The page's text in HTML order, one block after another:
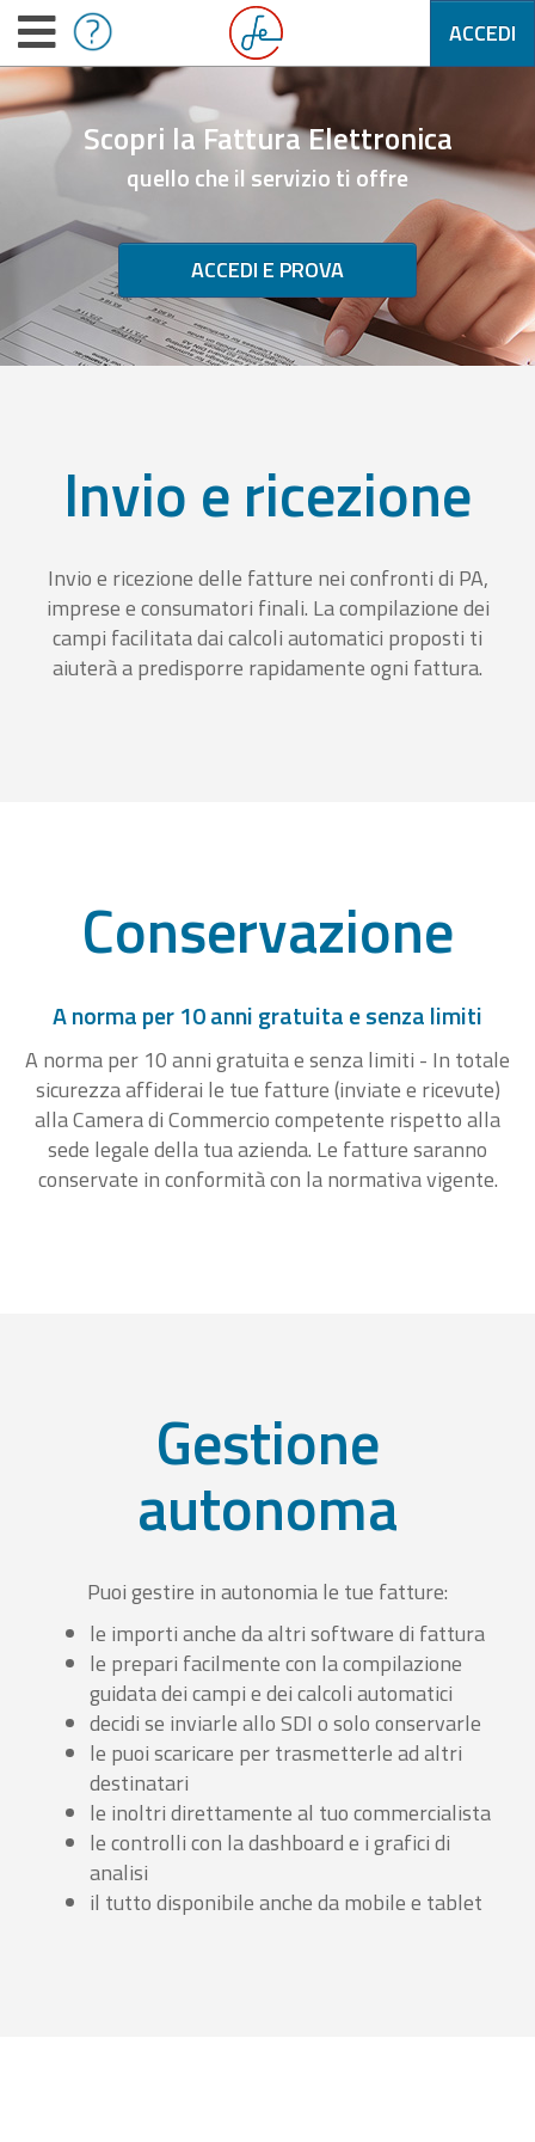
ACCEDI
Scopri la Fattura Elettronica
quello che il servizio ti offre
ACCEDI E PROVA
Invio e ricezione
Invio e ricezione delle fatture nei confronti di PA,
imprese e consumatori finali. La compilazione dei
campi facilitata dai calcoli automatici proposti ti
aiuterà a predisporre rapidamente ogni fattura.
Conservazione
A norma per 10 anni gratuita e senza limiti
A norma per 10 anni gratuita e senza limiti - In totale
sicurezza affiderai le tue fatture (inviate e ricevute)
alla Camera di Commercio competente rispetto alla
sede legale della tua azienda. Le fatture saranno
conservate in conformità con la normativa vigente.
Gestione
autonoma
Puoi gestire in autonomia le tue fatture:
le importi anche da altri software di fattura
le prepari facilmente con la compilazione
guidata dei campi e dei calcoli automatici
decidi se inviarle allo SDI o solo conservarle
le puoi scaricare per trasmetterle ad altri
destinatari
le inoltri direttamente al tuo commercialista
le controlli con la dashboard e i grafici di
analisi
il tutto disponibile anche da mobile e tablet